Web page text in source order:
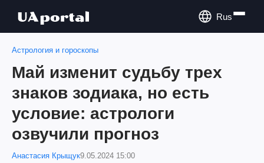
Rus
Астрология и гороскопы
Май изменит судьбу трех
знаков зодиака, но есть
условие: астрологи
озвучили прогноз
Анастасия Крыщук9.05.2024 15:00